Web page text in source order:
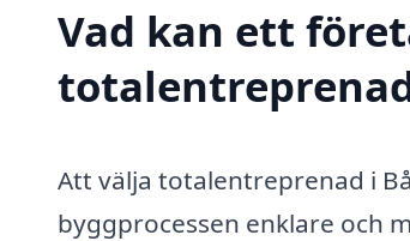
Vad kan ett
Att välja totalentreprenad i
byggprocessen enklare och